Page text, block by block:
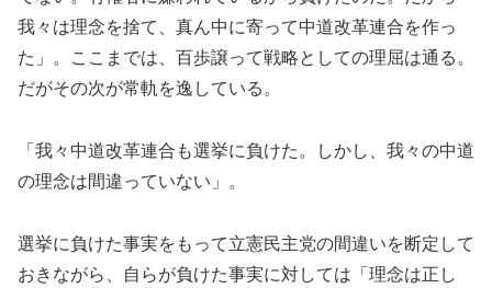
我々は理念を捨て、真ん中に寄って中道改革連合を作っ
た」。ここまでは、百歩譲って戦略としての理屈は通る。
だがその次が常軌を逸している。
「我々中道改革連合も選挙に負けた。しかし、我々の中道
の理念は間違っていない」。
選挙に負けた事実をもって立憲民主党の間違いを断定して
おきながら、自らが負けた事実に対しては「理念は正し